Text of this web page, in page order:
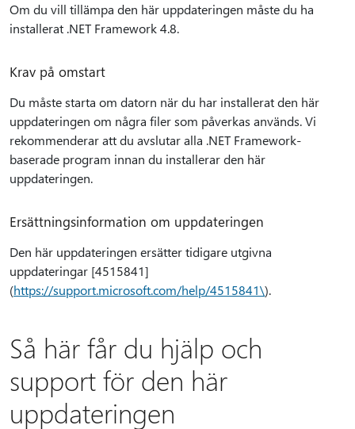
Om du vill tillämpa den här uppdateringen måste du ha
installerat .NET Framework 4.8.
Krav på omstart
Du måste starta om datorn när du har installerat den här
uppdateringen om några filer som påverkas används. Vi
rekommenderar att du avslutar alla .NET Framework-
baserade program innan du installerar den här
uppdateringen.
Ersättningsinformation om uppdateringen
Den här uppdateringen ersätter tidigare utgivna
uppdateringar [4515841]
(https://support.microsoft.com/help/4515841\).
Så här får du hjälp och
support för den här
uppdateringen